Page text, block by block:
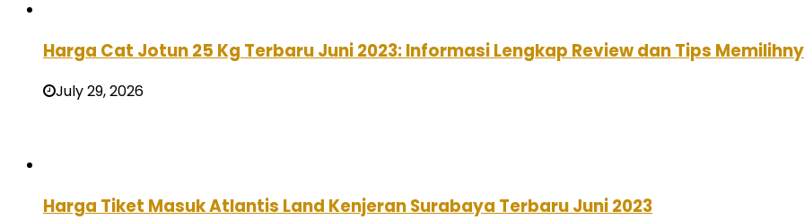
Harga Cat Jotun 25 Kg Terbaru Juni 2023: Informasi Lengkap Review dan Tips
July 29, 2026
Harga Tiket Masuk Atlantis Land Kenjeran Surabaya Terbaru Juni 2023